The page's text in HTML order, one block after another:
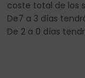
coste total de los
De7 a 3 días
De 2 a 0 días